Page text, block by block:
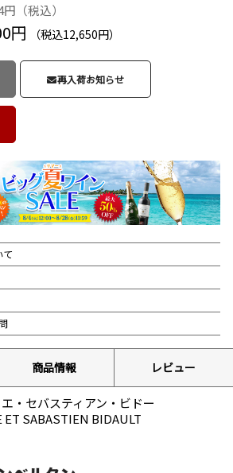
（税込）
円 （税込12,650円）
再入荷お知らせ
て
商品情報 レビュー
・セバスティアン・ビドー
ET SABASTIEN BIDAULT